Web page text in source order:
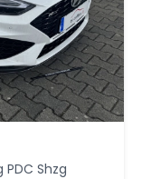
PDC Shzg